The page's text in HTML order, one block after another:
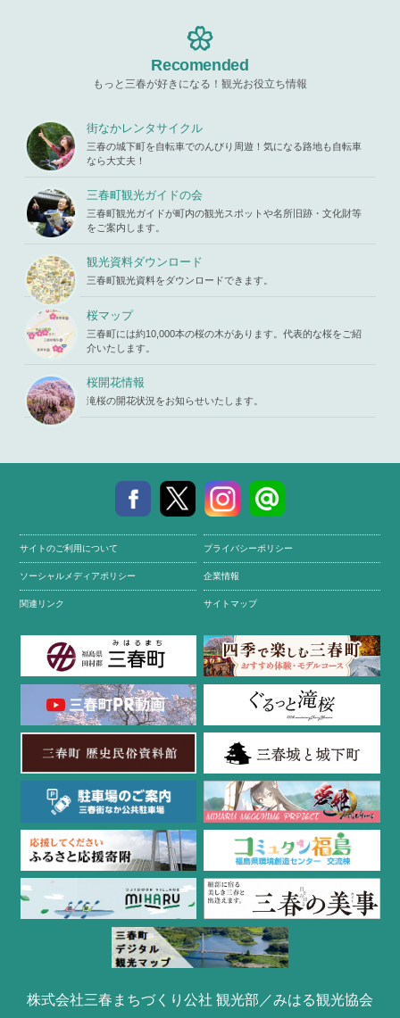
parts/picu
p.phpon li
ne19
iharukoma.
com/public
_html/wp-c
ontent/the
mes/mihar
u/template-
parts/picu
p.phpon li
ne19
ttempt to re
ad property
"ID" on null
in/home/x
s119459/m
iharukoma.
com/public
_html/wp-c
ontent/the
mes/mihar
u/template-
parts/picu
p.phpon li
ne 19
Recomended
もっと三春が好きになる！観光お役立ち情報
街なかレンタサイクル
三春の城下町を自転車でのんびり周遊！気になる路地も自転車
なら大丈夫！
三春町観光ガイドの会
三春町観光ガイドが町内の観光スポットや名所旧跡・文化財等
をご案内します。
観光資料ダウンロード
三春町観光資料をダウンロードできます。
桜マップ
三春町には約10,000本の桜の木があります。代表的な桜をご紹
介いたします。
桜開花情報
滝桜の開花状況をお知らせいたします。
サイトのご利用について プライバシーポリシー
ソーシャルメディアポリシー 企業情報
関連リンク サイトマップ
株式会社三春まちづくり公社 観光部／みはる観光協会